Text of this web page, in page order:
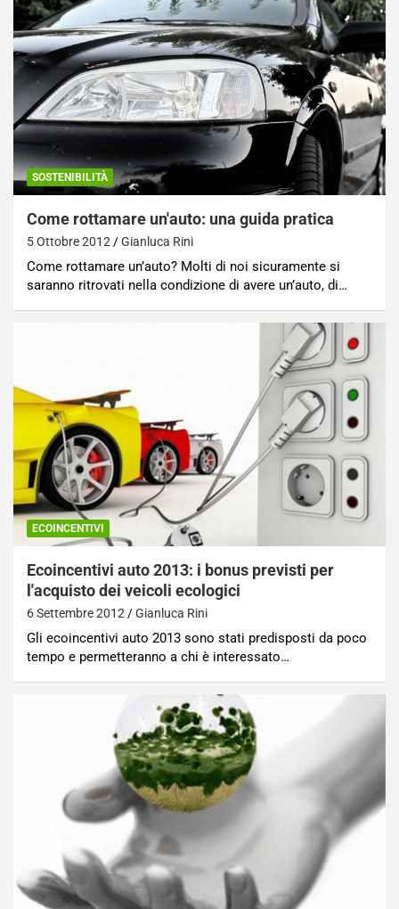
SOSTENIBILITÀ
Come rottamare un'auto: una guida pratica
5 Ottobre 2012 Gianluca Rini
Come rottamare un’auto? Molti di noi sicuramente si
saranno ritrovati nella condizione di avere un’auto, di…
ECOINCENTIVI
Ecoincentivi auto 2013: i bonus previsti per
l'acquisto dei veicoli ecologici
6 Settembre 2012 Gianluca Rini
Gli ecoincentivi auto 2013 sono stati predisposti da poco
tempo e permetteranno a chi è interessato…